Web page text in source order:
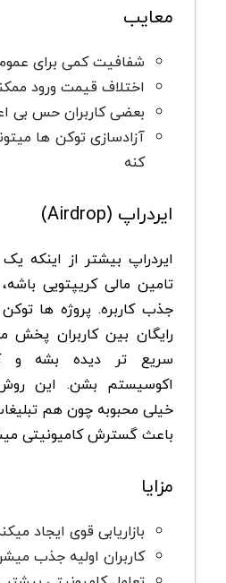
معایب
شفافیت کمی برای
اختلاف قیمت ورود
بعضی کاربران حس بی
آزادسازی توکن ها
کنه
ایردراپ (Airdrop)
ایردراپ بیشتر از اینکه
تامین مالی کریپتویی باشه،
جذب کاربره. پروژه ها
رایگان بین کاربران پخش
سریع تر دیده بشه و
خیلی محبوبه چون هم
باعث گسترش کامیونیتی
مزایا
بازاریابی قوی ایجاد
کاربران اولیه جذب